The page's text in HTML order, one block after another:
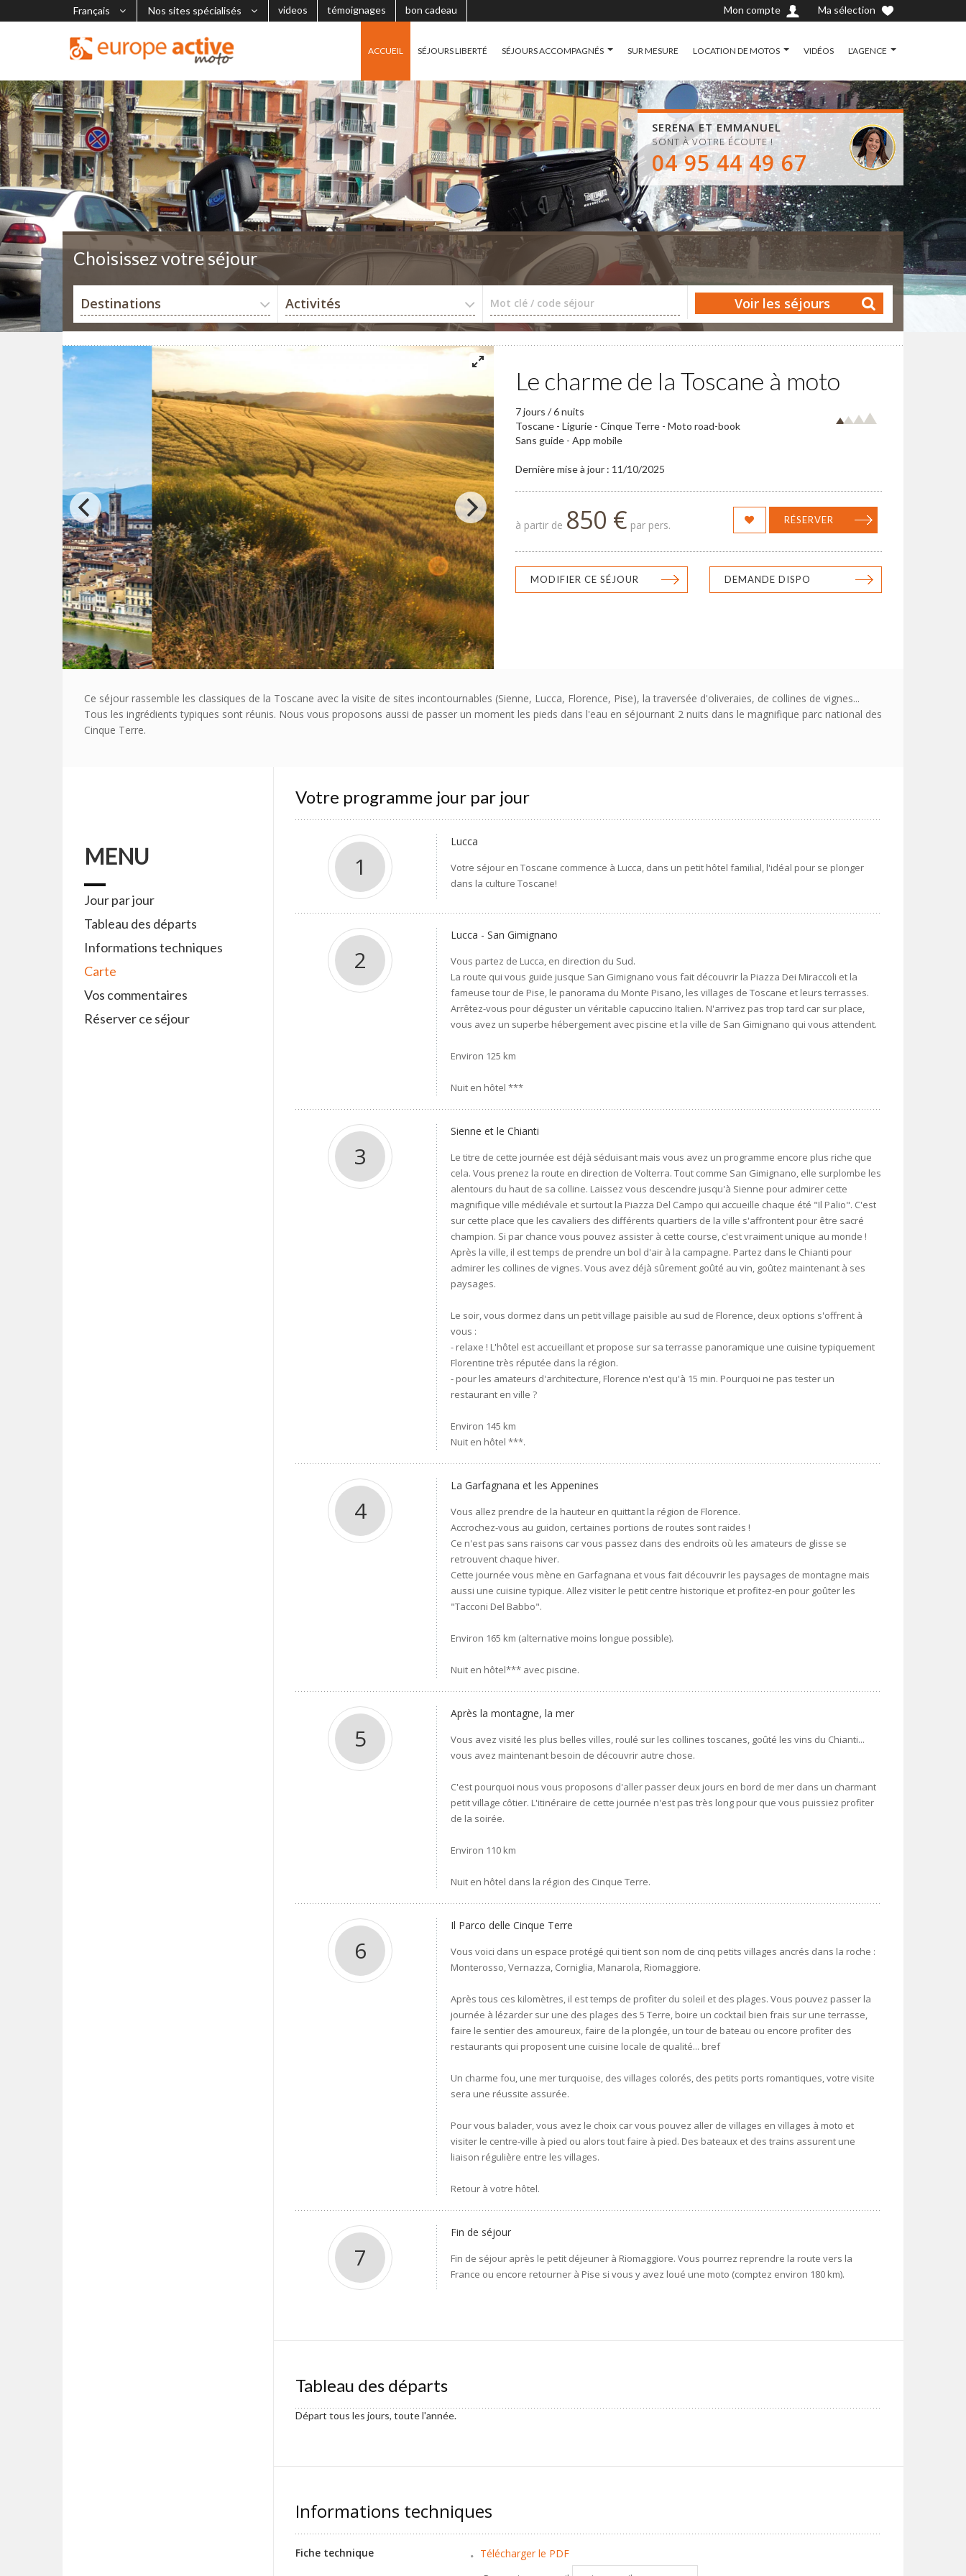
Français Nos sites spécialisés videos témoignages bon cadeau Ma sélection
Mon compte
ACCUEIL SÉJOURS LIBERTÉ SÉJOURS ACCOMPAGNÉS SUR MESURE LOCATION DE MOTOS VIDÉOS L'AGENCE
SERENA ET EMMANUEL
SONT À VOTRE ÉCOUTE !
04 95 44 49 67
Choisissez votre séjour
Destinations Activités Mot clé / code séjour Voir les séjours
Le charme de la Toscane à moto
7 jours / 6 nuits
Toscane - Ligurie - Cinque Terre - Moto road-book
Sans guide - App mobile
Dernière mise à jour : 11/10/2025
à partir de 850 € par pers. RÉSERVER
MODIFIER CE SÉJOUR DEMANDE DISPO
Ce séjour rassemble les classiques de la Toscane avec la visite de sites incontournables (Sienne, Lucca, Florence, Pise), la traversée d'oliveraies, de collines de vignes...
Tous les ingrédients typiques sont réunis. Nous vous proposons aussi de passer un moment les pieds dans l'eau en séjournant 2 nuits dans le magnifique parc national des
Cinque Terre.
MENU
Jour par jour
Tableau des départs
Informations techniques
Carte
Vos commentaires
Réserver ce séjour
Votre programme jour par jour
1
Lucca
Votre séjour en Toscane commence à Lucca, dans un petit hôtel familial, l'idéal pour se plonger
dans la culture Toscane!
2
Lucca - San Gimignano
Vous partez de Lucca, en direction du Sud.
La route qui vous guide jusque San Gimignano vous fait découvrir la Piazza Dei Miraccoli et la
fameuse tour de Pise, le panorama du Monte Pisano, les villages de Toscane et leurs terrasses.
Arrêtez-vous pour déguster un véritable capuccino Italien. N'arrivez pas trop tard car sur place,
vous avez un superbe hébergement avec piscine et la ville de San Gimignano qui vous attendent.
Environ 125 km
Nuit en hôtel ***
3
Sienne et le Chianti
Le titre de cette journée est déjà séduisant mais vous avez un programme encore plus riche que
cela. Vous prenez la route en direction de Volterra. Tout comme San Gimignano, elle surplombe les
alentours du haut de sa colline. Laissez vous descendre jusqu'à Sienne pour admirer cette
magnifique ville médiévale et surtout la Piazza Del Campo qui accueille chaque été "Il Palio". C'est
sur cette place que les cavaliers des différents quartiers de la ville s'affrontent pour être sacré
champion. Si par chance vous pouvez assister à cette course, c'est vraiment unique au monde !
Après la ville, il est temps de prendre un bol d'air à la campagne. Partez dans le Chianti pour
admirer les collines de vignes. Vous avez déjà sûrement goûté au vin, goûtez maintenant à ses
paysages.
Le soir, vous dormez dans un petit village paisible au sud de Florence, deux options s'offrent à
vous :
- relaxe ! L'hôtel est accueillant et propose sur sa terrasse panoramique une cuisine typiquement
Florentine très réputée dans la région.
- pour les amateurs d'architecture, Florence n'est qu'à 15 min. Pourquoi ne pas tester un
restaurant en ville ?
Environ 145 km
Nuit en hôtel ***.
4
La Garfagnana et les Appenines
Vous allez prendre de la hauteur en quittant la région de Florence.
Accrochez-vous au guidon, certaines portions de routes sont raides !
Ce n'est pas sans raisons car vous passez dans des endroits où les amateurs de glisse se
retrouvent chaque hiver.
Cette journée vous mène en Garfagnana et vous fait découvrir les paysages de montagne mais
aussi une cuisine typique. Allez visiter le petit centre historique et profitez-en pour goûter les
"Tacconi Del Babbo".
Environ 165 km (alternative moins longue possible).
Nuit en hôtel*** avec piscine.
5
Après la montagne, la mer
Vous avez visité les plus belles villes, roulé sur les collines toscanes, goûté les vins du Chianti...
vous avez maintenant besoin de découvrir autre chose.
C'est pourquoi nous vous proposons d'aller passer deux jours en bord de mer dans un charmant
petit village côtier. L'itinéraire de cette journée n'est pas très long pour que vous puissiez profiter
de la soirée.
Environ 110 km
Nuit en hôtel dans la région des Cinque Terre.
6
Il Parco delle Cinque Terre
Vous voici dans un espace protégé qui tient son nom de cinq petits villages ancrés dans la roche :
Monterosso, Vernazza, Corniglia, Manarola, Riomaggiore.
Après tous ces kilomètres, il est temps de profiter du soleil et des plages. Vous pouvez passer la
journée à lézarder sur une des plages des 5 Terre, boire un cocktail bien frais sur une terrasse,
faire le sentier des amoureux, faire de la plongée, un tour de bateau ou encore profiter des
restaurants qui proposent une cuisine locale de qualité... bref
Un charme fou, une mer turquoise, des villages colorés, des petits ports romantiques, votre visite
sera une réussite assurée.
Pour vous balader, vous avez le choix car vous pouvez aller de villages en villages à moto et
visiter le centre-ville à pied ou alors tout faire à pied. Des bateaux et des trains assurent une
liaison régulière entre les villages.
Retour à votre hôtel.
7
Fin de séjour
Fin de séjour après le petit déjeuner à Riomaggiore. Vous pourrez reprendre la route vers la
France ou encore retourner à Pise si vous y avez loué une moto (comptez environ 180 km).
Tableau des départs
Départ tous les jours, toute l'année.
Informations techniques
Fiche technique
Télécharger le PDF